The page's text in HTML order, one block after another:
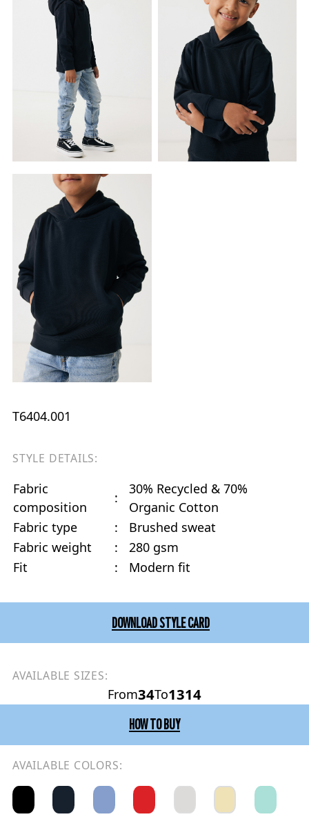
T6404.001
STYLE DETAILS:
Fabric
composition
:
30% Recycled & 70%
Organic Cotton
Fabric type
:
Brushed sweat
Fabric weight
:
280 gsm
Fit
: Modern fit
DOWNLOAD STYLE CARD
AVAILABLE SIZES:
From34To1314
HOW TO BUY
AVAILABLE COLORS: